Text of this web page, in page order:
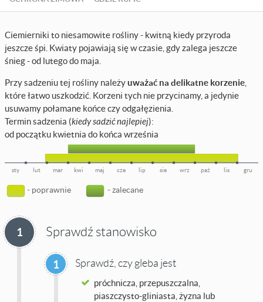
Ciemierniki to niesamowite rośliny - kwitną kiedy przyroda
jeszcze śpi. Kwiaty pojawiają się w czasie, gdy zalega jeszcze
śnieg - od lutego do maja.
Przy sadzeniu tej rośliny należyuważać na delikatne korzenie
które łatwo uszkodzić. Korzeni tych nie przycinamy, a jedynie
usuwamy połamane końce czy odgałęzienia.
Termin sadzenia (kiedy sadzić najlepiej):
od początku kwietnia do końca września
sty lut mar kwi maj cze lip sie wrz paź lis gru
- poprawnie - zalecane
1 Sprawdź stanowisko
1 Sprawdź, czy gleba jest
próchnicza, przepuszczalna,
piaszczysto-gliniasta, żyzna lub